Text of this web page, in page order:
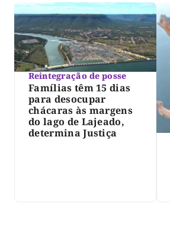
Reintegração de posse
Famílias têm 15 dias
para desocupar
chácaras às margens
do lago de Lajeado,
determina Justiça